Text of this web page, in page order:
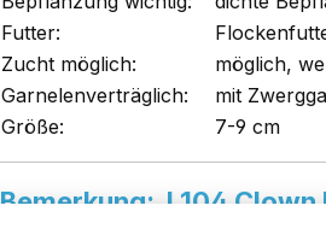
Futter:
Zucht möglich:
möglich,
Garnelenverträglich:
mit
Größe:
7-9 cm
Bemerkung: L104